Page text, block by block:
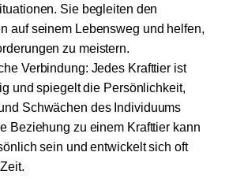
Sie begleiten den
auf seinem Lebensweg und helfen,
zu meistern.
Verbindung: Jedes Krafttier ist
und spiegelt die Persönlichkeit,
Schwächen des Individuums
Beziehung zu einem Krafttier kann
sein und entwickelt sich oft